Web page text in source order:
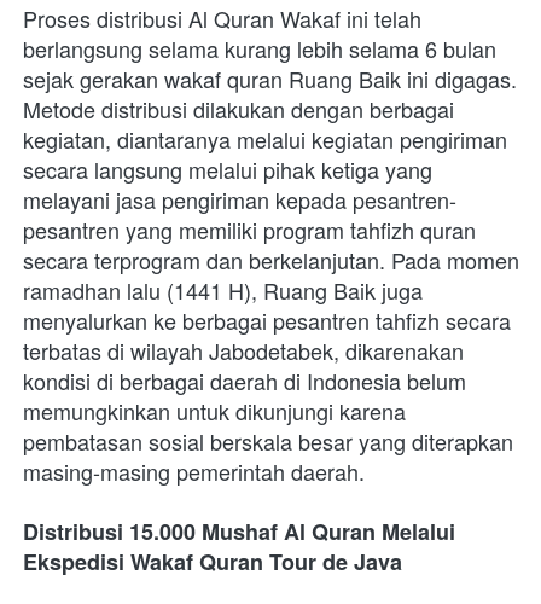
Proses distribusi Al Quran Wakaf ini telah
berlangsung selama kurang lebih selama 6 bulan
sejak gerakan wakaf quran Ruang Baik ini digagas.
Metode distribusi dilakukan dengan berbagai
kegiatan, diantaranya melalui kegiatan pengiriman
secara langsung melalui pihak ketiga yang
melayani jasa pengiriman kepada pesantren-
pesantren yang memiliki program tahfizh quran
secara terprogram dan berkelanjutan. Pada momen
ramadhan lalu (1441 H), Ruang Baik juga
menyalurkan ke berbagai pesantren tahfizh secara
terbatas di wilayah Jabodetabek, dikarenakan
kondisi di berbagai daerah di Indonesia belum
memungkinkan untuk dikunjungi karena
pembatasan sosial berskala besar yang diterapkan
masing-masing pemerintah daerah.
Distribusi 15.000 Mushaf Al Quran Melalui
Ekspedisi Wakaf Quran Tour de Java